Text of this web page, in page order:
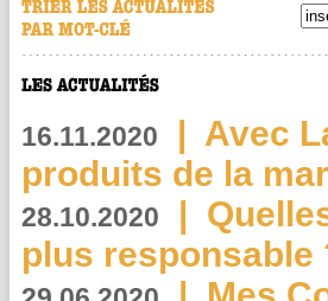
16.11.2020 | Avec
produits de la
28.10.2020 |
plus responsable